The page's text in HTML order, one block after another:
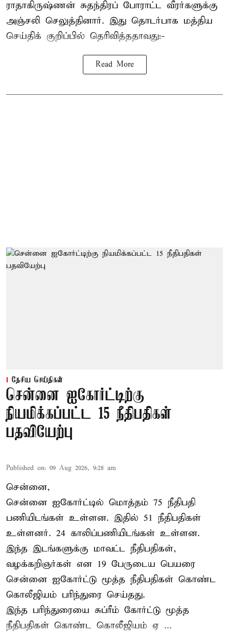
ராதாகிருஷ்ணன் சுதந்திரப் போராட்ட வீரர்களுக்கு
அஞ்சலி செலுத்தினார். இது தொடர்பாக மத்திய
செய்திக் குறிப்பில் தெரிவித்ததாவது:-
Read More
தேசிய செய்திகள்
சென்னை ஐகோர்ட்டிற்கு
நியமிக்கப்பட்ட 15 நீதிபதிகள்
பதவியேற்பு
Published on: 09 Aug 2026, 9:28 am
சென்னை,
சென்னை ஐகோர்ட்டில் மொத்தம் 75 நீதிபதி
பணியிடங்கள் உள்ளன. இதில் 51 நீதிபதிகள்
உள்ளனர். 24 காலிப்பணியிடங்கள் உள்ளன.
இந்த இடங்களுக்கு மாவட்ட நீதிபதிகள்,
வழக்கறிஞர்கள் என 19 பேருடைய பெயரை
சென்னை ஐகோர்ட்டு மூத்த நீதிபதிகள் கொண்ட
கொலீஜியம் பரிந்துரை செய்தது.
இந்த பரிந்துரையை சுப்ரீம் கோர்ட்டு மூத்த
நீதிபதிகள் கொண்ட கொலீஜியம் ஏ ...